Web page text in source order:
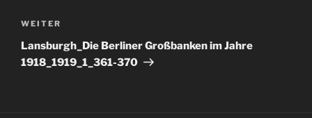
Nächster
Beitrag
WEITER
Lansburgh_Die Berliner Großbanken im Jahre
1918_1919_1_361-370